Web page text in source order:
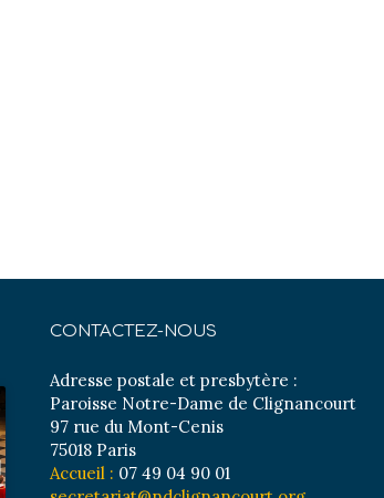
CONTACTEZ-NOUS
Adresse postale et presbytère :
Paroisse Notre-Dame de Clignancourt
97 rue du Mont-Cenis
75018 Paris
Accueil : 07 49 04 90 01